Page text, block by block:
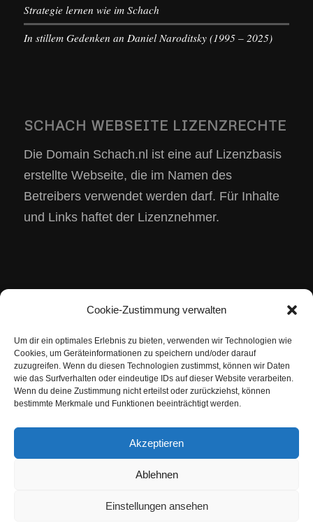
Cookie-Zustimmung verwalten
Um dir ein optimales Erlebnis zu bieten, verwenden wir Technologien wie
Cookies, um Geräteinformationen zu speichern und/oder darauf
zuzugreifen. Wenn du diesen Technologien zustimmst, können wir Daten
wie das Surfverhalten oder eindeutige IDs auf dieser Website verarbeiten.
Wenn du deine Zustimmung nicht erteilst oder zurückziehst, können
bestimmte Merkmale und Funktionen beeinträchtigt werden.
Akzeptieren
Ablehnen
Einstellungen ansehen
Strategie lernen wie im Schach
In stillem Gedenken an Daniel Naroditsky (1995 – 2025)
SCHACH WEBSEITE LIZENZRECHTE
Die Domain Schach.nl ist eine auf Lizenzbasis
erstellte Webseite, die im Namen des
Betreibers verwendet werden darf. Für Inhalte
und Links haftet der Lizenznehmer.
Schach SEO Score in Echtzeit